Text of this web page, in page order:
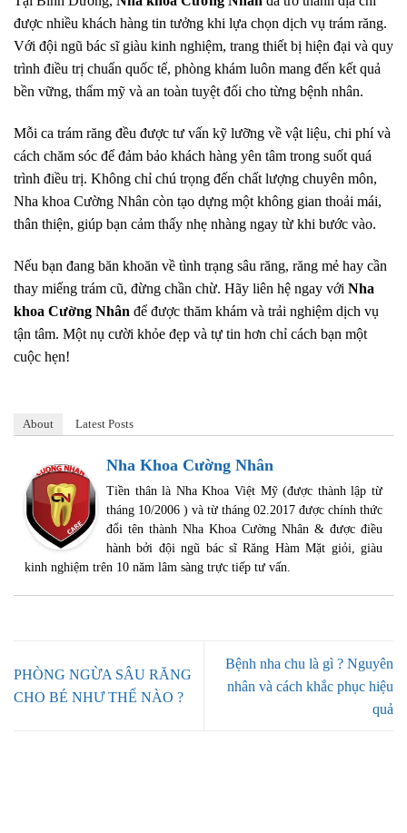
được nhiều khách hàng tin tưởng khi lựa chọn dịch vụ trám răng.
Với đội ngũ bác sĩ giàu kinh nghiệm, trang thiết bị hiện đại và quy
trình điều trị chuẩn quốc tế, phòng khám luôn mang đến kết quả
bền vững, thẩm mỹ và an toàn tuyệt đối cho từng bệnh nhân.
Mỗi ca trám răng đều được tư vấn kỹ lưỡng về vật liệu, chi phí và
cách chăm sóc để đảm bảo khách hàng yên tâm trong suốt quá
trình điều trị. Không chỉ chú trọng đến chất lượng chuyên môn,
Nha khoa Cường Nhân còn tạo dựng một không gian thoải mái,
thân thiện, giúp bạn cảm thấy nhẹ nhàng ngay từ khi bước vào.
Nếu bạn đang băn khoăn về tình trạng sâu răng, răng mẻ hay cần
thay miếng trám cũ, đừng chần chừ. Hãy liên hệ ngay với Nha
khoa Cường Nhân để được thăm khám và trải nghiệm dịch vụ
tận tâm. Một nụ cười khỏe đẹp và tự tin hơn chỉ cách bạn một
cuộc hẹn!
About Latest Posts
Nha Khoa Cường Nhân
Tiền thân là Nha Khoa Việt Mỹ (được thành lập từ
tháng 10/2006 ) và từ tháng 02.2017 được chính thức
đổi tên thành Nha Khoa Cường Nhân & được điều
hành bởi đội ngũ bác sĩ Răng Hàm Mặt giỏi, giàu
kinh nghiệm trên 10 năm lâm sàng trực tiếp tư vấn.
PHÒNG NGỪA SÂU RĂNG
CHO BÉ NHƯ THẾ NÀO ?
Bệnh nha chu là gì ? Nguyên
nhân và cách khắc phục hiệu
quả